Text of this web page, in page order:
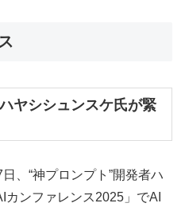
ヤシシュンスケ氏が緊
、“神プロンプト”開発者ハ
ンファレンス2025」でAI